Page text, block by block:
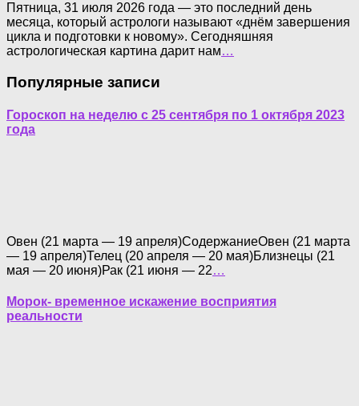
Пятница, 31 июля 2026 года — это последний день
месяца, который астрологи называют «днём завершения
цикла и подготовки к новому». Сегодняшняя
астрологическая картина дарит нам…
Популярные записи
Гороскоп на неделю с 25 сентября по 1 октября 2023
года
Овен (21 марта — 19 апреля)СодержаниеОвен (21 марта
— 19 апреля)Телец (20 апреля — 20 мая)Близнецы (21
мая — 20 июня)Рак (21 июня — 22…
Морок- временное искажение восприятия
реальности